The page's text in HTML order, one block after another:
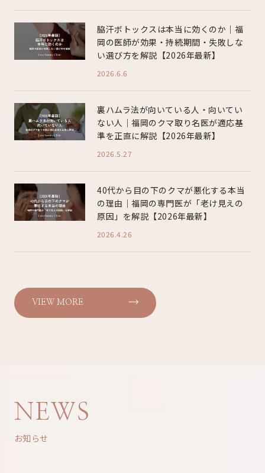
脇汗ボトックスは本当に効くのか｜福
岡の医師が効果・持続期間・失敗しな
い選び方を解説【2026年最新】
2026.6.6
裏ハムラ法が向いている人・向いてい
ない人｜福岡のクマ取り名医が適応基
準を正直に解説【2026年最新】
2026.5.27
40代から目の下のクマが悪化する本当
の理由｜福岡の専門医が「老け見えの
原因」を解説【2026年最新】
2026.4.26
VIEW MORE
NEWS
お知らせ